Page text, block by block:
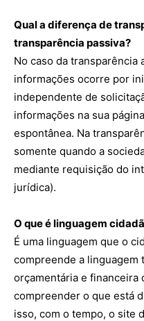
OK
Qual a diferença de
transparência passiva?
No caso da transparência
informações ocorre por
independente de
informações na sua
espontânea. Na
somente quando a
mediante requisição do
jurídica).
O que é linguagem
É uma linguagem que o
compreende a linguagem
orçamentária e financeira
compreender o que está
isso, com o tempo, o site